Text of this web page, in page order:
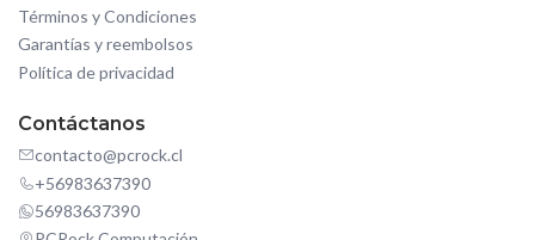
Términos y Condiciones
Garantías y reembolsos
Política de privacidad
Contáctanos
contacto@pcrock.cl
+56983637390
56983637390